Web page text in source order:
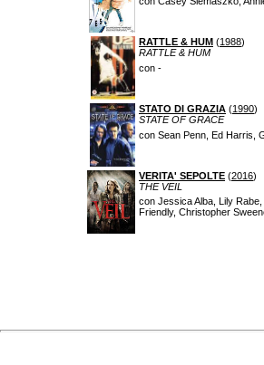
RATTLE & HUM (1988)
RATTLE & HUM
con -
STATO DI GRAZIA (1990)
STATE OF GRACE
con Sean Penn, Ed Harris,
VERITA' SEPOLTE (2016)
THE VEIL
con Jessica Alba, Lily
Friendly, Christopher